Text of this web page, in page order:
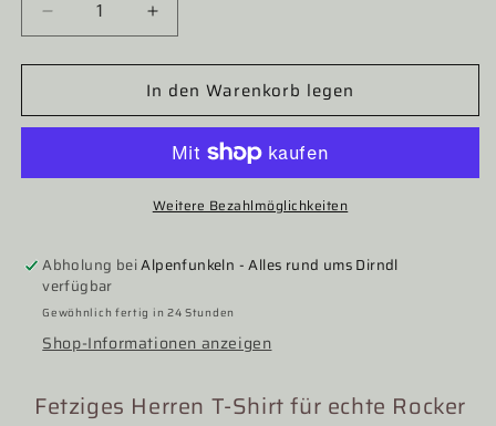
Verringere
die
Menge
Herrenshirt,
HangOwear,
Erhöhe
die
Menge
für
Herrenshirt,
Trachten
Shirt,
HangOwear,
Bier
In den Warenkorb legen
Weitere Bezahlmöglichkeiten
Abholung beiAlpenfunkeln - Alles rund ums Dirndl
verfügbar
Gewöhnlich fertig in 24 Stunden
Shop-Informationen anzeigen
Fetziges Herren T-Shirt für echte Rocker